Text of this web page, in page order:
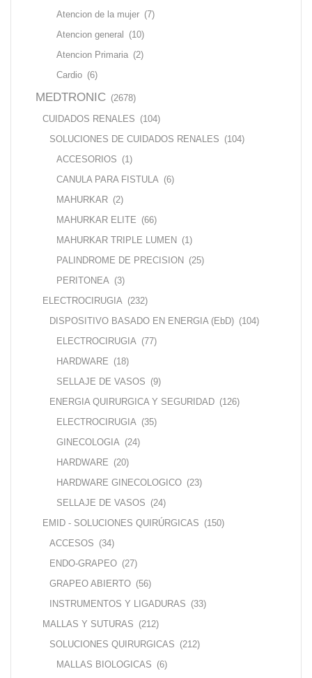
Atencion de la mujer (7)
Atencion general (10)
Atencion Primaria (2)
Cardio (6)
MEDTRONIC (2678)
CUIDADOS RENALES (104)
SOLUCIONES DE CUIDADOS RENALES (104)
ACCESORIOS (1)
CANULA PARA FISTULA (6)
MAHURKAR (2)
MAHURKAR ELITE (66)
MAHURKAR TRIPLE LUMEN (1)
PALINDROME DE PRECISION (25)
PERITONEA (3)
ELECTROCIRUGIA (232)
DISPOSITIVO BASADO EN ENERGIA (EbD) (104)
ELECTROCIRUGIA (77)
HARDWARE (18)
SELLAJE DE VASOS (9)
ENERGIA QUIRURGICA Y SEGURIDAD (126)
ELECTROCIRUGIA (35)
GINECOLOGIA (24)
HARDWARE (20)
HARDWARE GINECOLOGICO (23)
SELLAJE DE VASOS (24)
EMID - SOLUCIONES QUIRÚRGICAS (150)
ACCESOS (34)
ENDO-GRAPEO (27)
GRAPEO ABIERTO (56)
INSTRUMENTOS Y LIGADURAS (33)
MALLAS Y SUTURAS (212)
SOLUCIONES QUIRURGICAS (212)
MALLAS BIOLOGICAS (6)